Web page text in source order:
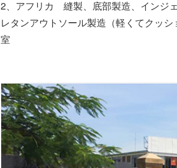
2、アフリカ 縫製、底部製造、インジ
レタンアウトソール製造（軽くてクッ
室